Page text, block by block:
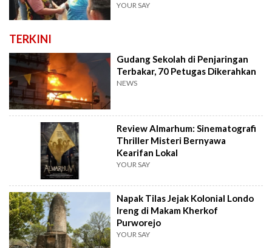
YOUR SAY
TERKINI
Gudang Sekolah di Penjaringan
Terbakar, 70 Petugas Dikerahkan
NEWS
Review Almarhum: Sinematografi
Thriller Misteri Bernyawa
Kearifan Lokal
YOUR SAY
Napak Tilas Jejak Kolonial Londo
Ireng di Makam Kherkof
Purworejo
YOUR SAY